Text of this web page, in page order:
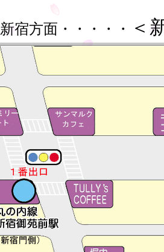
新宿方面・・・・・ ＜